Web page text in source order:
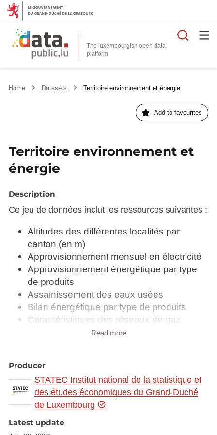
The luxembourgish open data
platform
Home Datasets Territoire environnement et énergie
Add to favourites
Territoire environnement et
énergie
Description
Ce jeu de données inclut les ressources suivantes :
Altitudes des différentes localités par
canton (en m)
Approvisionnement mensuel en électricité
Approvisionnement énergétique par type
de produits
Assainissement des eaux usées
Bilan énergétique par type de produits
Caractéristiques des réseaux de gaz
naturel et d'électricité
Composition du mix national de l'électricité
fournie aux clients finals (en %)
Composition du prix de l'essence
Composition du prix de l'électricité par type
de client
Read more
Producer
STATEC Institut national de la statistique et
des études économiques du Grand-Duché
de Luxembourg
Latest update